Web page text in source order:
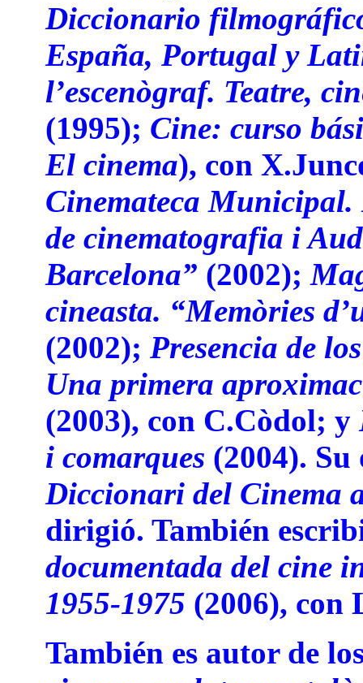
Diccionario
España, Portugal y
l’escenògraf. Teatre,
(1995); Cine: curso
El cinema), con
Cinemateca
de cinematografia i
Barcelona” (2002);
cineasta. “Memòries
(2002); Presencia de
Una primera
(2003), con C.Còdol; y
i comarques (2004).
Diccionari del Cinema
dirigió. También
documentada del cine
1955-1975 (2006), con
También es autor de